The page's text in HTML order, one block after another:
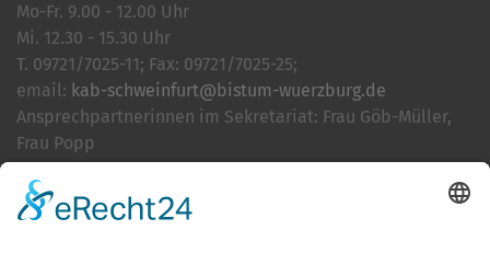
Mo-Fr. 9.00 - 12.00 Uhr
Mi. 12.30 - 15.30 Uhr
T. 09721/7025-11; Fax: 09721/7025-25;
email: kab-schweinfurt@bistum-wuerzburg.de
Ansprechpartnerinnen im Sekretariat: Frau Göb-Müller,
Frau Popp